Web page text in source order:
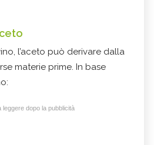
l’aceto può derivare dalla
materie prime. In base
leggere dopo la pubblicità